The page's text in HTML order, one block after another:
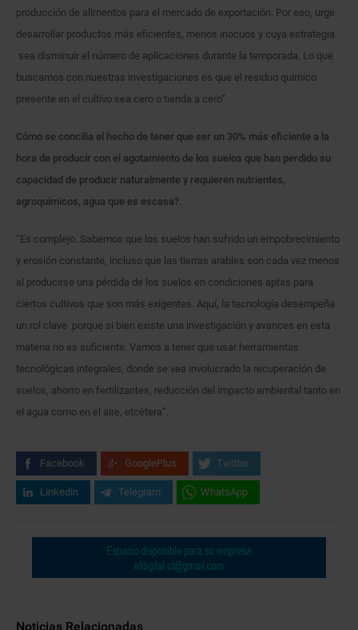
producción de alimentos para el mercado de exportación. Por eso, urge
desarrollar productos más eficientes, menos inocuos y cuya estrategia
sea disminuir el número de aplicaciones durante la temporada. Lo que
buscamos con nuestras investigaciones es que el residuo químico
presente en el cultivo sea cero o tienda a cero”.
Cómo se concilia el hecho de tener que ser un 30% más eficiente a la
hora de producir con el agotamiento de los suelos que han perdido su
capacidad de producir naturalmente y requieren nutrientes,
agroquímicos, agua que es escasa?.
“Es complejo. Sabemos que los suelos han sufrido un empobrecimiento
y erosión constante, incluso que las tierras arables son cada vez menos
al producirse una pérdida de los suelos en condiciones aptas para
ciertos cultivos que son más exigentes. Aquí, la tecnología desempeña
un rol clave porque si bien existe una investigación y avances en esta
materia no es suficiente. Vamos a tener que usar herramientas
tecnológicas integrales, donde se vea involucrado la recuperación de
suelos, ahorro en fertilizantes, reducción del impacto ambiental tanto en
el agua como en el aire, etcétera”.
Facebook GooglePlus Twitter
Linkedin Telegram WhatsApp
Noticias Relacionadas